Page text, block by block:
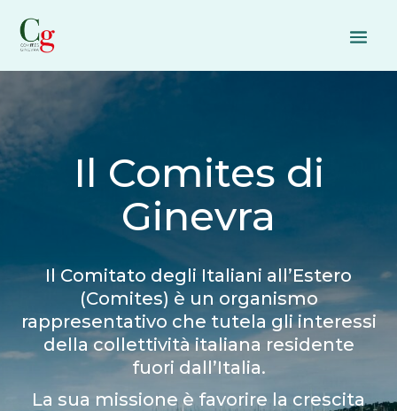
Il Comites di
Ginevra
Il Comitato degli Italiani all’Estero
(Comites) è un organismo
rappresentativo che tutela gli interessi
della collettività italiana residente
fuori dall’Italia.
La sua missione è favorire la crescita